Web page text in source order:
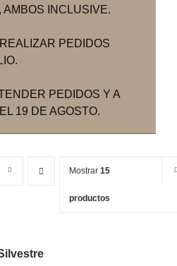
AMBOS INCLUSIVE.
PEDIDOS
PEDIDOS Y A
19 DE AGOSTO.
Mostrar 15
productos